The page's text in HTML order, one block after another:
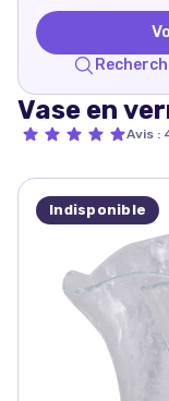
Vase en
Avis :
Indisponible